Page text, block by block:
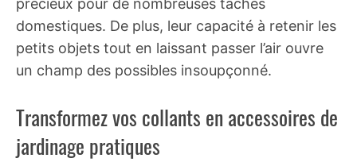
précieux pour de nombreuses tâches
domestiques. De plus, leur capacité à retenir les
petits objets tout en laissant passer l’air ouvre
un champ des possibles insoupçonné.
Transformez vos collants en accessoires de
jardinage pratiques